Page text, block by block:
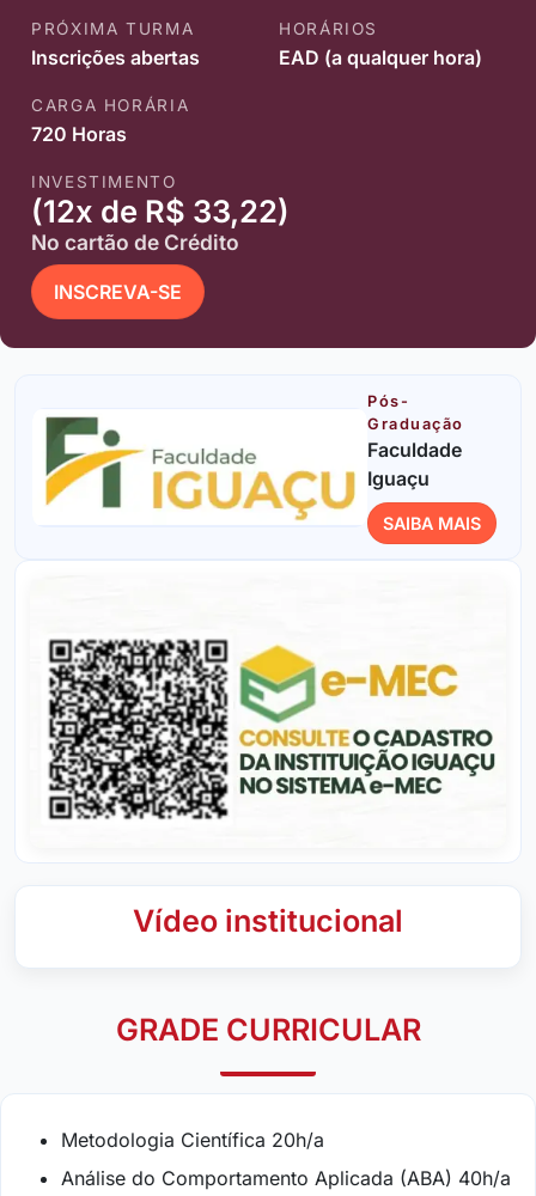
PRÓXIMA TURMA
Inscrições abertas
HORÁRIOS
EAD (a qualquer hora)
CARGA HORÁRIA
720 Horas
INVESTIMENTO
(12x de R$ 33,22)
No cartão de Crédito
INSCREVA-SE
Pós-
Graduação
Faculdade
Iguaçu
SAIBA MAIS
Vídeo institucional
GRADE CURRICULAR
Metodologia Científica 20h/a
Análise do Comportamento Aplicada (ABA) 40h/a